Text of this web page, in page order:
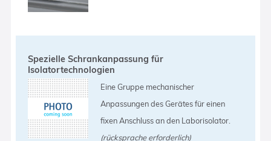
Spezielle Schrankanpassung für
Isolatortechnologien
Eine Gruppe mechanischer
Anpassungen des Gerätes für einen
fixen Anschluss an den Laborisolator.
(rücksprache erforderlich)